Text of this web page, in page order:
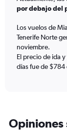
chart
1
Y
axis
displaying
values.
por debajo del
Los vuelos de
Tenerife Norte
noviembre.
El precio de ida
días fue de $784
Opiniones